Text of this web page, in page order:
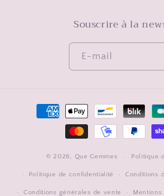
Souscrire à la
E-mail
Moyens
© 2026, Que Gemmes Politique
Politique de confidentialité Conditions
Conditions générales de vente Mentions